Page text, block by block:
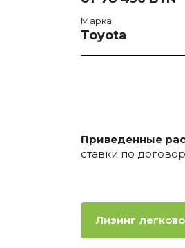
Марка
Toyota
Приведенные
ставки по
Лизинг